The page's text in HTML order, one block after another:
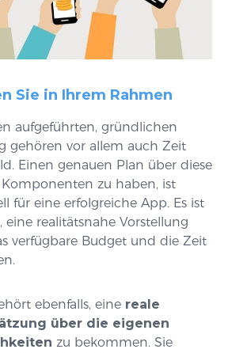
Sie in Ihrem Rahmen
aufgeführten, gründlichen
gehören vor allem auch Zeit
Einen genauen Plan über diese
zu haben, ist
für eine erfolgreiche App. Es ist
eine realitätsnahe Vorstellung
verfügbare Budget und die Zeit
ebenfalls, eine reale
über die eigenen
zu bekommen. Sie